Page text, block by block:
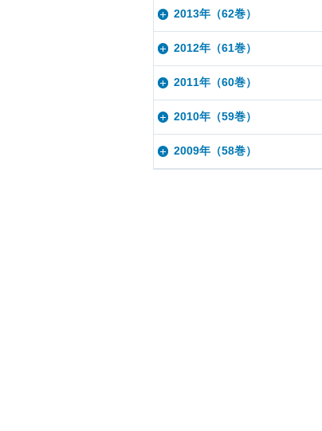
2013年（62巻）
2012年（61巻）
2011年（60巻）
2010年（59巻）
2009年（58巻）